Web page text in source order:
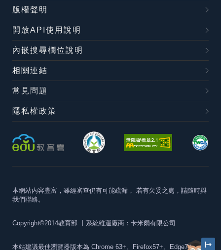
版權聲明
開放API使用說明
內嵌搜尋欄位說明
相關連結
常見問題
隱私權政策
本網站內容豐富，雖經審查仍有可能疏漏， 若有欠妥之處，請隨時與
我們聯絡。
Copyright©2014教育部 丨系統維運廠商：卡米爾有限公司
本站建議最佳瀏覽器版本為 Chrome 63+、Firefox57+、Edge79+及